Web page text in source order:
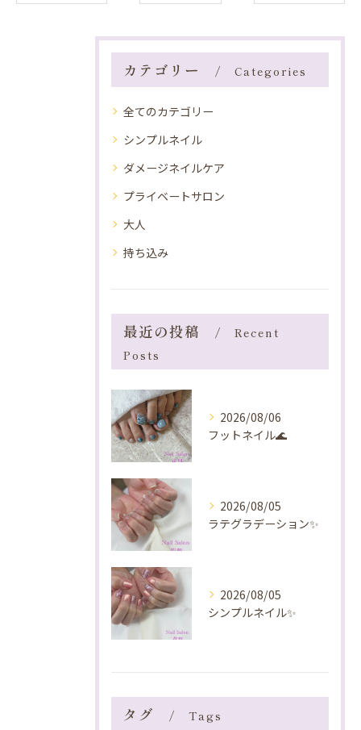
カテゴリー Categories
全てのカテゴリー
シンプルネイル
ダメージネイルケア
プライベートサロン
大人
持ち込み
最近の投稿
Recent
Posts
2026/08/06
フットネイル🌊
2026/08/05
ラテグラデーション✨️
2026/08/05
シンプルネイル✨️
タグ Tags